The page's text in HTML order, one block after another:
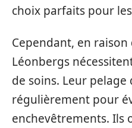
choix parfaits pour
Cependant, en
Léonbergs
de soins. Leur
régulièrement pour
enchevêtrements. Ils